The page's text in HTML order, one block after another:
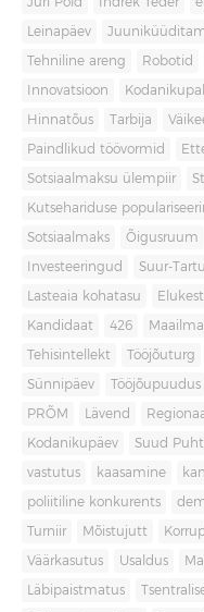
Leinapäev
Tehniline areng Robotid
Innovatsioon
Hinnatõus Tarbija
Paindlikud töövormid
Sotsiaalmaksu ülempiir
Kutsehariduse
Sotsiaalmaks Õigusruum
Investeeringud Suur-Tartu
Lasteaia kohatasu
Kandidaat 426
Tehisintellekt Tööjõuturg
Sünnipäev Tööjõupuudus
PRÕM Lävend
Kodanikupäev Suud
vastutus kaasamine
poliitiline konkurents
Turniir Mõistujutt
Väärkasutus Usaldus
Läbipaistmatus